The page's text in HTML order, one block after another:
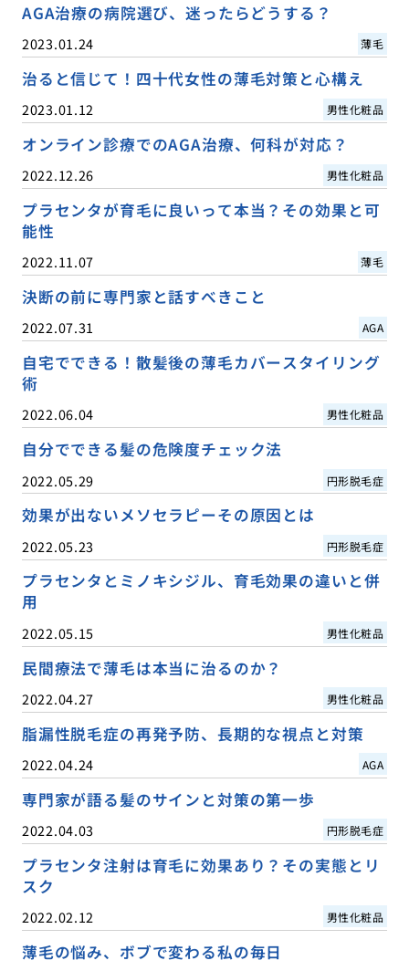
AGA治療の病院選び、迷ったらどうする？
2023.01.24 薄毛
治ると信じて！四十代女性の薄毛対策と心構え
2023.01.12 男性化粧品
オンライン診療でのAGA治療、何科が対応？
2022.12.26 男性化粧品
プラセンタが育毛に良いって本当？その効果と可
能性
2022.11.07 薄毛
決断の前に専門家と話すべきこと
2022.07.31 AGA
自宅でできる！散髪後の薄毛カバースタイリング
術
2022.06.04 男性化粧品
自分でできる髪の危険度チェック法
2022.05.29 円形脱毛症
効果が出ないメソセラピーその原因とは
2022.05.23 円形脱毛症
プラセンタとミノキシジル、育毛効果の違いと併
用
2022.05.15 男性化粧品
民間療法で薄毛は本当に治るのか？
2022.04.27 男性化粧品
脂漏性脱毛症の再発予防、長期的な視点と対策
2022.04.24 AGA
専門家が語る髪のサインと対策の第一歩
2022.04.03 円形脱毛症
プラセンタ注射は育毛に効果あり？その実態とリ
スク
2022.02.12 男性化粧品
薄毛の悩み、ボブで変わる私の毎日